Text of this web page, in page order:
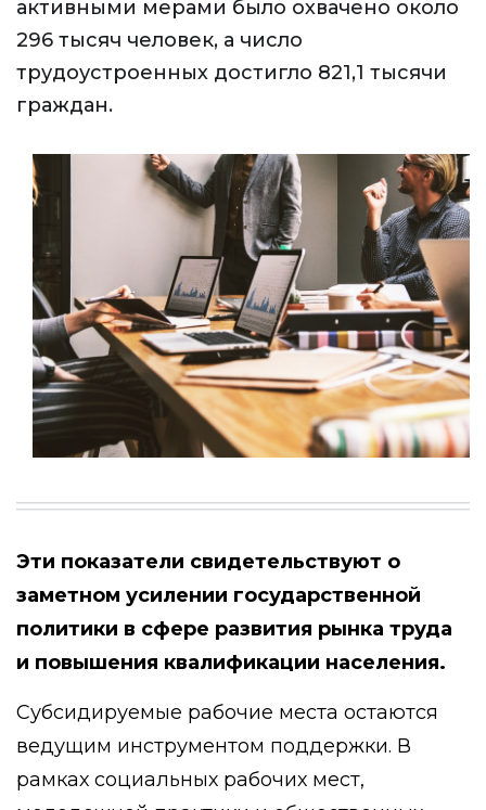
активными мерами было охвачено около
296 тысяч человек, а число
трудоустроенных достигло 821,1 тысячи
граждан.
Эти показатели свидетельствуют о
заметном усилении государственной
политики в сфере развития рынка труда
и повышения квалификации населения.
Субсидируемые рабочие места остаются
ведущим инструментом поддержки. В
рамках социальных рабочих мест,